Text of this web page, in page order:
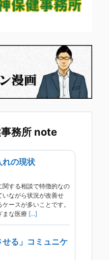
事務所 note
れの現状
する相談で特徴的なの
いながら状況が改善せ
ースが多いことです。
まな医療 [...]
せる」コミュニケ